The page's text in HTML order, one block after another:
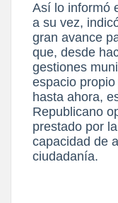
Así lo informó
a su vez,
gran avance
que, desde
gestiones
espacio
hasta ahora,
Republicano
prestado por
capacidad de
ciudadanía.